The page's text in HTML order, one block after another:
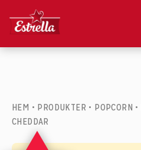
HEM • PRODUKTER • POPCORN •
CHEDDAR